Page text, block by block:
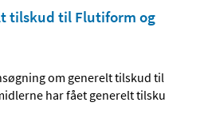
tilskud til Flutiform og
om generelt tilskud til
har fået generelt tilsku